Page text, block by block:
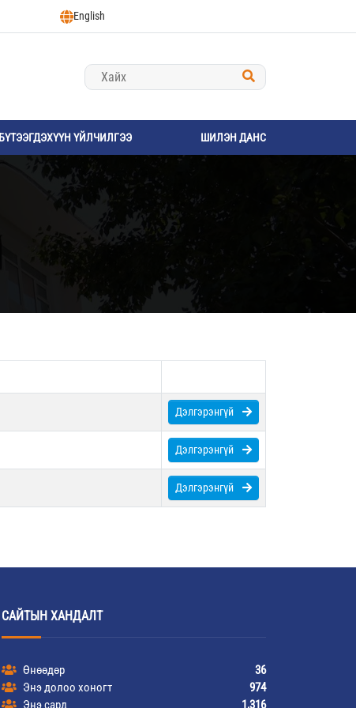
English
БҮТЭЭГДЭХҮҮН ҮЙЛЧИЛГЭЭ ШИЛЭН ДАНС
Дэлгэрэнгүй
Дэлгэрэнгүй
Дэлгэрэнгүй
САЙТЫН ХАНДАЛТ
Өнөөдөр
36
Энэ долоо хоногт
974
Энэ сард
1,316